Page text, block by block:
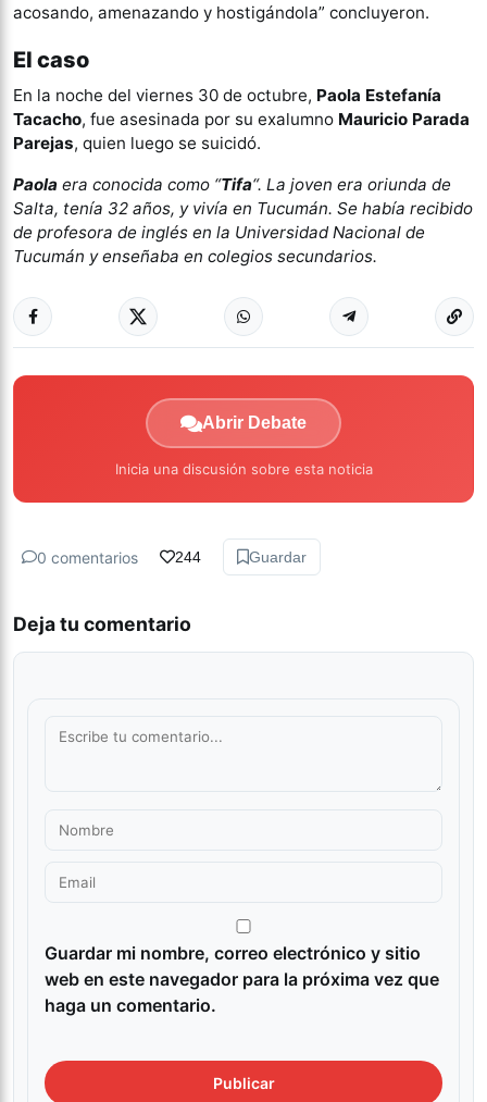
acosando, amenazando y hostigándola” concluyeron.
El caso
En la noche del viernes 30 de octubre, Paola Estefanía
Tacacho, fue asesinada por su exalumno Mauricio Parada
Parejas, quien luego se suicidó.
Paola era conocida como “Tifa“. La joven era oriunda de
Salta, tenía 32 años, y vivía en Tucumán. Se había recibido
de profesora de inglés en la Universidad Nacional de
Tucumán y enseñaba en colegios secundarios.
Abrir Debate
Inicia una discusión sobre esta noticia
0 comentarios 244 Guardar
Deja tu comentario
Guardar mi nombre, correo electrónico y sitio
web en este navegador para la próxima vez que
haga un comentario.